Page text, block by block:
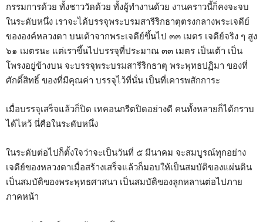
กรรมการด้วย ทั้งชาววัดด้วย ทั้งผู้ทำงานด้วย งานคราวนี้ก็คงจะจบ
ในระดับหนึ่ง เราจะได้บรรจุพระบรมสารีริกธาตุตรงกลางพระเจดีย์
ขององค์หลวงตา บนเต้าจากพระเจดีย์ขึ้นไป ๓๓ เมตร เจดีย์จริง ๆ สูง
๖๑ เมตรนะ แต่เราขึ้นไปบรรจุที่ประมาณ ๓๓ เมตร เป็นเต้า เป็น
โพรงอยู่ข้างบน จะบรรจุพระบรมสารีริกธาตุ พระพุทธปฏิมา ของที่
ศักดิ์สิทธิ์ ของที่มีคุณค่า บรรจุไว้ที่นั่น เป็นที่เคารพสักการะ
เมื่อบรรจุเสร็จแล้วก็ปิด เทคอนกรีตปิดอย่างดี คนทั้งหลายก็ได้กราบ
ได้ไหว้ นี่คือในระดับหนึ่ง
ในระดับต่อไปก็ตั้งใจว่าจะเป็นวันที่ ๕ มีนาคม จะสมบูรณ์ทุกอย่าง
เจดีย์ของหลวงตาเมื่อสร้างเสร็จแล้วก็มอบให้เป็นสมบัติของแผ่นดิน
เป็นสมบัติของพระพุทธศาสนา เป็นสมบัติของลูกหลานต่อไปภาย
ภาคหน้า